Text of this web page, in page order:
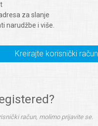
za slanje
narudžbe i više.
Kreirajte korisnički račun
račun, molimo prijavite se.